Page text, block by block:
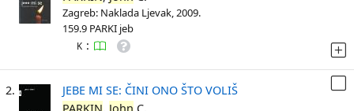
Zagreb: Naklada Ljevak, 2009.
159.9 PARKI jeb
K :
2.
JEBE MI SE: ČINI ONO ŠTO VOLIŠ